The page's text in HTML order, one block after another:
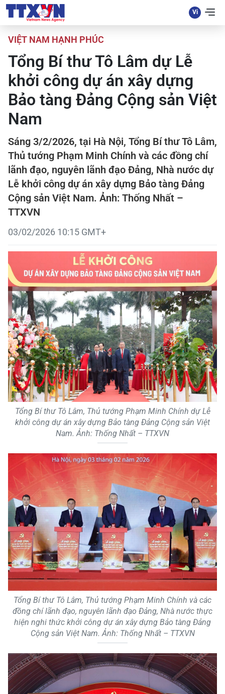
VIỆT NAM HẠNH PHÚC
Tổng Bí thư Tô Lâm dự Lễ
khởi công dự án xây dựng
Bảo tàng Đảng Cộng sản Việt
Nam
Sáng 3/2/2026, tại Hà Nội, Tổng Bí thư Tô Lâm,
Thủ tướng Phạm Minh Chính và các đồng chí
lãnh đạo, nguyên lãnh đạo Đảng, Nhà nước dự
Lễ khởi công dự án xây dựng Bảo tàng Đảng
Cộng sản Việt Nam. Ảnh: Thống Nhất –
TTXVN
03/02/2026 10:15 GMT+
Tổng Bí thư Tô Lâm, Thủ tướng Phạm Minh Chính dự Lễ
khởi công dự án xây dựng Bảo tàng Đảng Cộng sản Việt
Nam. Ảnh: Thống Nhất – TTXVN
Tổng Bí thư Tô Lâm, Thủ tướng Phạm Minh Chính và các
đồng chí lãnh đạo, nguyên lãnh đạo Đảng, Nhà nước thực
hiện nghi thức khởi công dự án xây dựng Bảo tàng Đảng
Cộng sản Việt Nam. Ảnh: Thống Nhất – TTXVN